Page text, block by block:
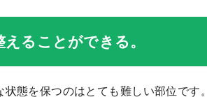
ることができる。
態を保つのはとても難しい部位です。